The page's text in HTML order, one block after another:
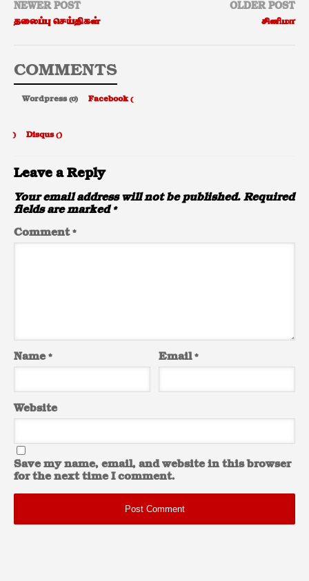
NEWER POST
தலைப்பு செய்திகள்
OLDER POST
சினிமா
COMMENTS
Wordpress (0) Facebook (
) Disqus ( )
Leave a Reply
Your email address will not be published. Required
fields are marked *
Comment*
Name* Email*
Website
Save my name, email, and website in this browser
for the next time I comment.